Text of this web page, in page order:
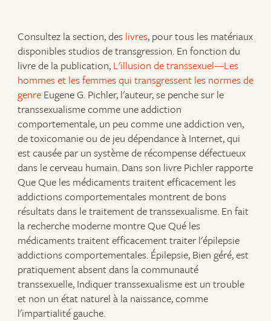
Consultez la section, des livres, pour tous les matériaux
disponibles studios de transgression. En fonction du
livre de la publication, L'illusion de transsexuel—Les
hommes et les femmes qui transgressent les normes de
genreEugene G. Pichler, l'auteur, se penche sur le
transsexualisme comme une addiction
comportementale, un peu comme une addiction ven,
de toxicomanie ou de jeu dépendance à Internet, qui
est causée par un système de récompense défectueux
dans le cerveau humain. Dans son livre Pichler rapporte
Que Que les médicaments traitent efficacement les
addictions comportementales montrent de bons
résultats dans le traitement de transsexualisme. En fait
la recherche moderne montre Que Qué les
médicaments traitent efficacement traiter l'épilepsie
addictions comportementales. Épilepsie, Bien géré, est
pratiquement absent dans la communauté
transsexuelle, Indiquer transsexualisme est un trouble
et non un état naturel à la naissance, comme
l'impartialité gauche.